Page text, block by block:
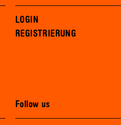
LOGIN
REGISTRIERUNG
Follow us